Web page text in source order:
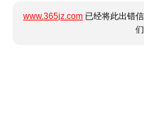
www.365jz.com 已经将此出错